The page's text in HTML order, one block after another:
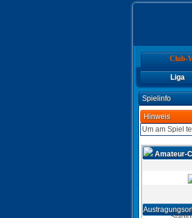
Club-
Liga
Spielinfo
Hinweis
Um am Spiel
Amateur-